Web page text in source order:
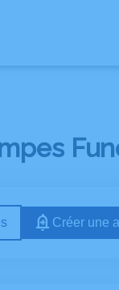
Créer une